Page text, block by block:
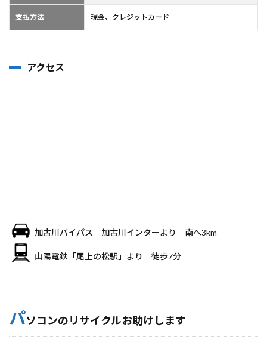
支払方法 現金、クレジットカード
アクセス
加古川バイパス 加古川インターより 南へ3km
山陽電鉄「尾上の松駅」より 徒歩7分
パソコンのリサイクルお助けします